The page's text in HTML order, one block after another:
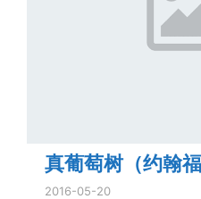
真葡萄树（约翰
2016-05-20